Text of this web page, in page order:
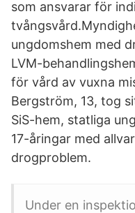
som ansvarar för
ungdomshem med
LVM-
för vård av vuxna
Bergström, 13, tog
SiS-hem, statliga
17-åringar med
drogproblem.
Under en